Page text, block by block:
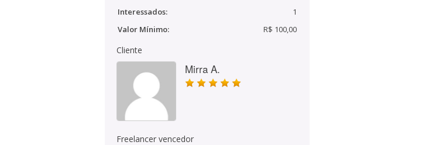
Interessados:
1
Valor Mínimo:
R$ 100,00
Cliente
Mirra A.
Freelancer vencedor